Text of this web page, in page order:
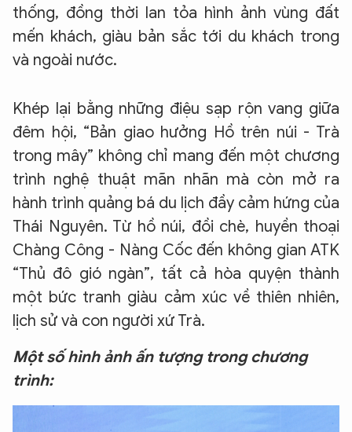
thống, đồng thời lan tỏa hình ảnh vùng đất
mến khách, giàu bản sắc tới du khách trong
và ngoài nước.
Khép lại bằng những điệu sạp rộn vang giữa
đêm hội, “Bản giao hưởng Hồ trên núi - Trà
trong mây” không chỉ mang đến một chương
trình nghệ thuật mãn nhãn mà còn mở ra
hành trình quảng bá du lịch đầy cảm hứng của
Thái Nguyên. Từ hồ núi, đồi chè, huyền thoại
Chàng Công - Nàng Cốc đến không gian ATK
“Thủ đô gió ngàn”, tất cả hòa quyện thành
một bức tranh giàu cảm xúc về thiên nhiên,
lịch sử và con người xứ Trà.
Một số hình ảnh ấn tượng trong chương
trình: